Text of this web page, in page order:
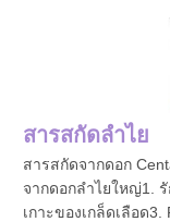
สารสกัดลำไย
สารสกัดจากดอก
จากดอกลำไยใหญ่1.
เกาะของเกล็ดเลือด